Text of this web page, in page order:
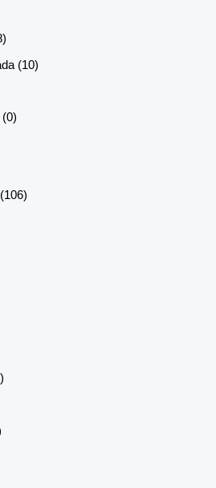
(10)
(0)
(106)